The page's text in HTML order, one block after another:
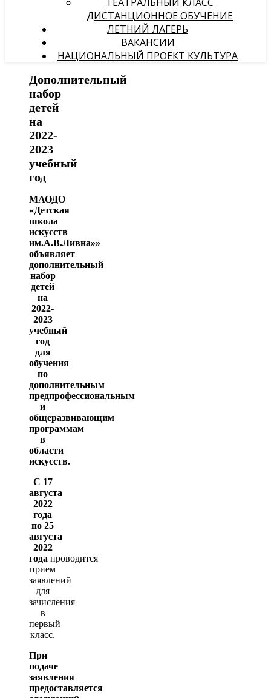
ДИСТАНЦИОННОЕ ОБУЧЕНИЕ
ЛЕТНИЙ ЛАГЕРЬ
ВАКАНСИИ
НАЦИОНАЛЬНЫЙ ПРОЕКТ КУЛЬТУРА
Дополнительный
набор
детей
на
2022-
2023
учебный
год
МАОДО
«Детская
школа
искусств
им.А.В.Ливна»»
объявляет
дополнительный
набор
детей
на
2022-
2023
учебный
год
для
обучения
по
дополнительным
предпрофессиональным
и
общеразвивающим
программам
в
области
искусств.
С 17
августа
2022
года
по 25
августа
2022
года проводится
прием
заявлений
для
зачисления
в
первый
класс.
При
подаче
заявления
предоставляется